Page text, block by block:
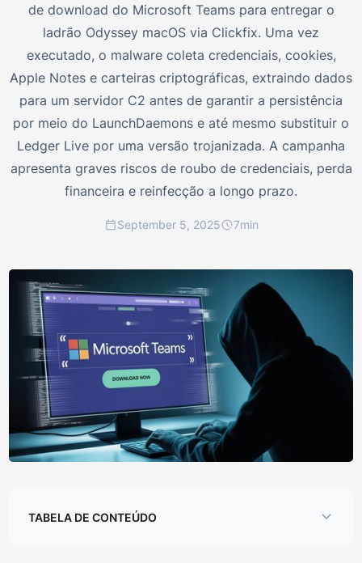
de download do Microsoft Teams para entregar o
ladrão Odyssey macOS via Clickfix. Uma vez
executado, o malware coleta credenciais, cookies,
Apple Notes e carteiras criptográficas, extraindo dados
para um servidor C2 antes de garantir a persistência
por meio do LaunchDaemons e até mesmo substituir o
Ledger Live por uma versão trojanizada. A campanha
apresenta graves riscos de roubo de credenciais, perda
financeira e reinfecção a longo prazo.
September 5, 2025 7min
TABELA DE CONTEÚDO